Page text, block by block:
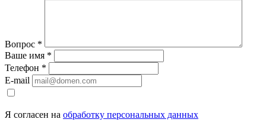
Вопрос *
Ваше имя *
Телефон *
E-mail
Я согласен на обработку персональных данных